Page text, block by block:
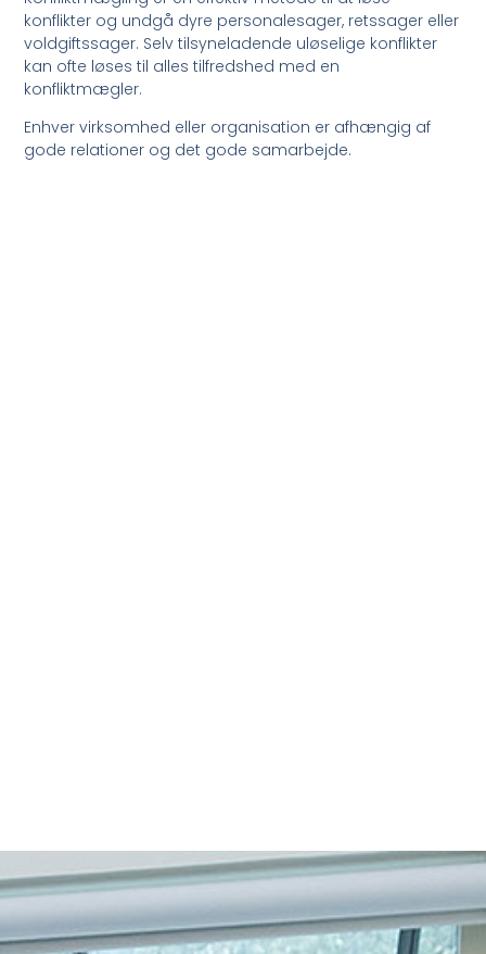
konflikter og undgå dyre personalesager, retssager eller
voldgiftssager. Selv tilsyneladende uløselige konflikter
kan ofte løses til alles tilfredshed med en
konfliktmægler.
Enhver virksomhed eller organisation er afhængig af
gode relationer og det gode samarbejde.